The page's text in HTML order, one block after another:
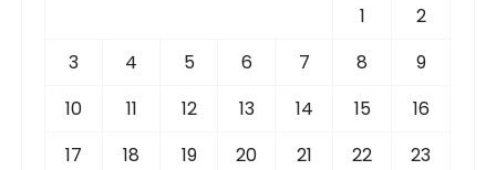
1
2
3
4 5 6 7 8
9
10
11 12 13 14 15
16
17
18 19 20 21 22
23